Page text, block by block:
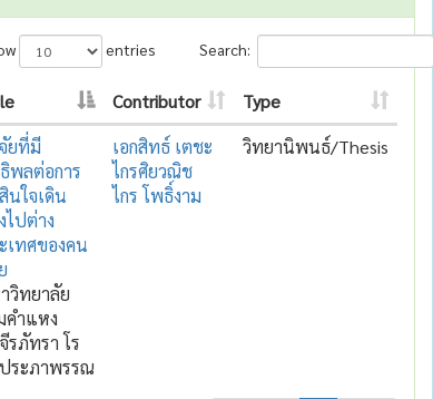
entries Search:
Contributor
Type
ยที่มี
พลต่อการ
นใจเดิน
ไปต่าง
เทศของคน
วิทยาลัย
คำแหง
รภัทรา โร
ระภาพรรณ
เอกสิทธ์ เตชะ
ไกรศิยวณิช
ไกร โพธิ์งาม
วิทยานิพนธ์/Thesis